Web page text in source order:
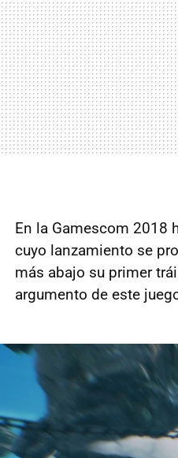
En la Gamescom 2018
cuyo lanzamiento se
más abajo su primer
argumento de este